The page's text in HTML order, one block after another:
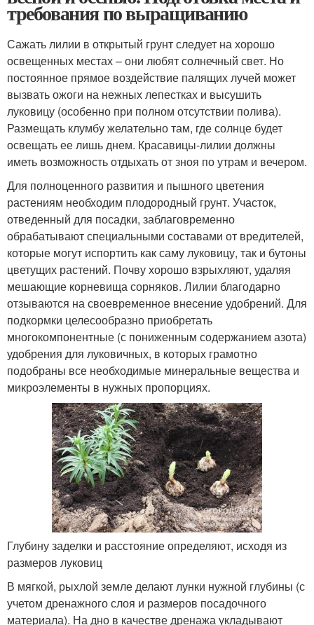
требования по выращиванию
Сажать лилии в открытый грунт следует на хорошо
освещенных местах – они любят солнечный свет. Но
постоянное прямое воздействие палящих лучей может
вызвать ожоги на нежных лепестках и высушить
луковицу (особенно при полном отсутствии полива).
Размещать клумбу желательно там, где солнце будет
освещать ее лишь днем. Красавицы-лилии должны
иметь возможность отдыхать от зноя по утрам и вечером.
Для полноценного развития и пышного цветения
растениям необходим плодородный грунт. Участок,
отведенный для посадки, заблаговременно
обрабатывают специальными составами от вредителей,
которые могут испортить как саму луковицу, так и бутоны
цветущих растений. Почву хорошо взрыхляют, удаляя
мешающие корневища сорняков. Лилии благодарно
отзываются на своевременное внесение удобрений. Для
подкормки целесообразно приобретать
многокомпонентные (с пониженным содержанием азота)
удобрения для луковичных, в которых грамотно
подобраны все необходимые минеральные вещества и
микроэлементы в нужных пропорциях.
Глубину заделки и расстояние определяют, исходя из
размеров луковиц
В мягкой, рыхлой земле делают лунки нужной глубины (с
учетом дренажного слоя и размеров посадочного
материала). На дно в качестве дренажа укладывают